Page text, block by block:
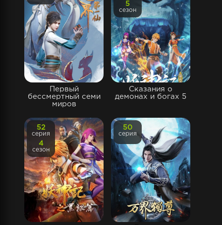
Первый
бессмертный семи
миров
Сказания о
демонах и богах 5
5
сезон
52
серия
4
сезон
50
серия